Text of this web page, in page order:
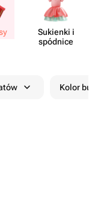
Sukienki i
spódnice
Kolor